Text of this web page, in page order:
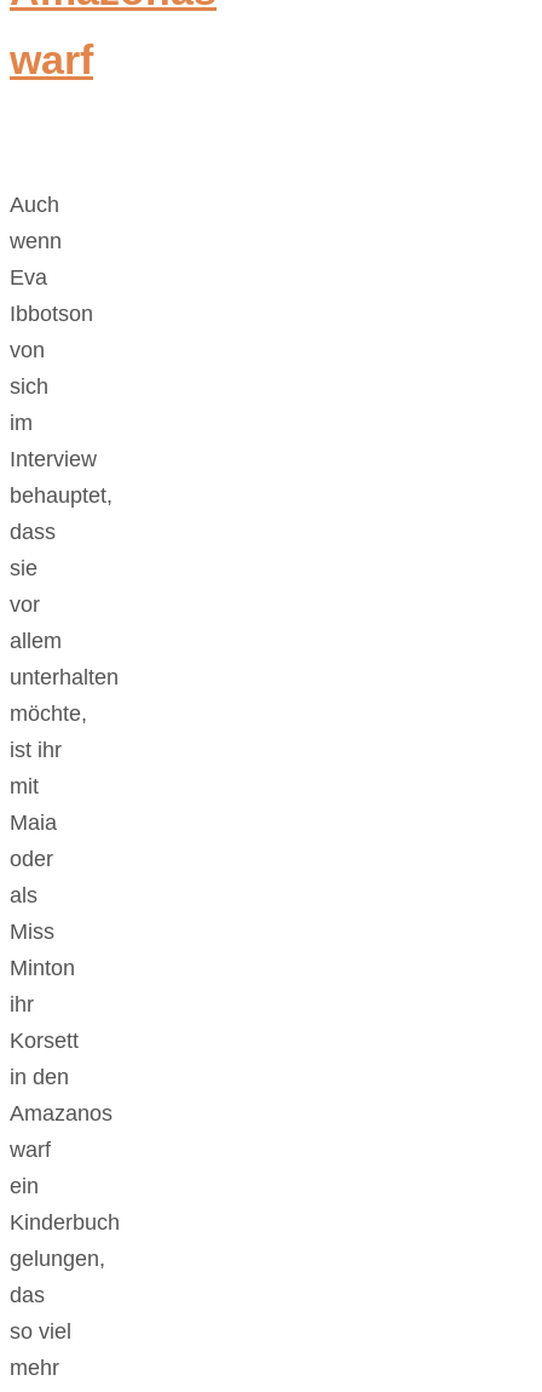
warf
Auch
wenn
Eva
Ibbotson
von
sich
im
Interview
behauptet,
dass
sie
vor
allem
unterhalten
möchte,
ist ihr
mit
Maia
oder
als
Miss
Minton
ihr
Korsett
in den
Amazanos
warf
ein
Kinderbuch
gelungen,
das
so viel
mehr